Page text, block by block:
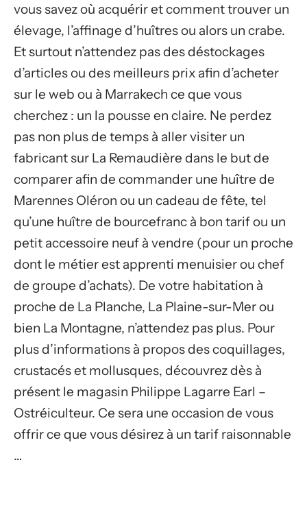
vous savez où acquérir et comment trouver un
élevage, l’affinage d’huîtres ou alors un crabe.
Et surtout n’attendez pas des déstockages
d’articles ou des meilleurs prix afin d’acheter
sur le web ou à Marrakech ce que vous
cherchez : un la pousse en claire. Ne perdez
pas non plus de temps à aller visiter un
fabricant sur La Remaudière dans le but de
comparer afin de commander une huître de
Marennes Oléron ou un cadeau de fête, tel
qu’une huître de bourcefranc à bon tarif ou un
petit accessoire neuf à vendre (pour un proche
dont le métier est apprenti menuisier ou chef
de groupe d’achats). De votre habitation à
proche de La Planche, La Plaine-sur-Mer ou
bien La Montagne, n’attendez pas plus. Pour
plus d’informations à propos des coquillages,
crustacés et mollusques, découvrez dès à
présent le magasin Philippe Lagarre Earl –
Ostréiculteur. Ce sera une occasion de vous
offrir ce que vous désirez à un tarif raisonnable
…